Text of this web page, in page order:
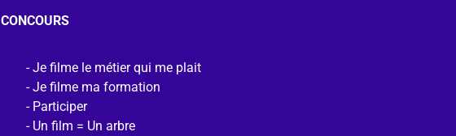
CONCOURS
Je filme le métier qui me plait
Je filme ma formation
Participer
Un film = Un arbre